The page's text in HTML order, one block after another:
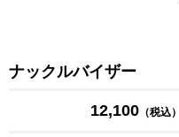
ナックルバイザー
12,100 （税込）